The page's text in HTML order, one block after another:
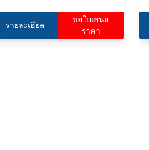
รายละเอียด
ขอใบเสนอ
ราคา